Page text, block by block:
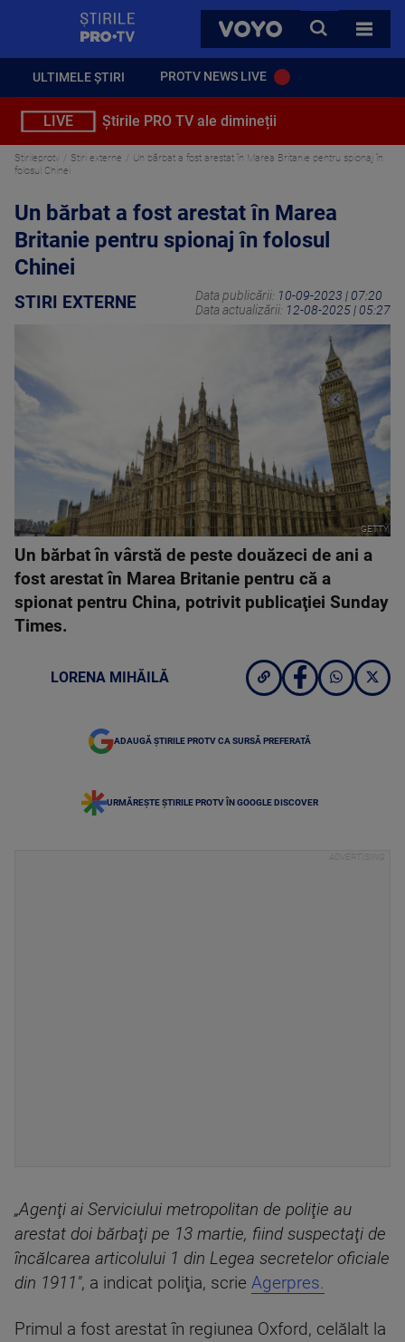
VOYO
CAUTA
TOATE
ULTIMELE ȘTIRI PROTV NEWS LIVE
LIVE Știrile PRO TV ale dimineții
Stirileprotv Stiri externe
Un bărbat a fost arestat în Marea Britanie pentru spionaj în
folosul Chinei
Un bărbat a fost arestat în Marea
Britanie pentru spionaj în folosul
Chinei
STIRI EXTERNE Data publicării: 10-09-2023 | 07:20
Data actualizării: 12-08-2025 | 05:27
GETTY
Un bărbat în vârstă de peste douăzeci de ani a
fost arestat în Marea Britanie pentru că a
spionat pentru China, potrivit publicaţiei Sunday
Times.
LORENA MIHĂILĂ
ADAUGĂ ȘTIRILE PROTV CA SURSĂ PREFERATĂ
URMĂREȘTE ȘTIRILE PROTV ÎN GOOGLE DISCOVER
„Agenţi ai Serviciului metropolitan de poliţie au
arestat doi bărbaţi pe 13 martie, fiind suspectaţi de
încălcarea articolului 1 din Legea secretelor oficiale
din 1911", a indicat poliţia, scrie Agerpres.
Primul a fost arestat în regiunea Oxford, celălalt la